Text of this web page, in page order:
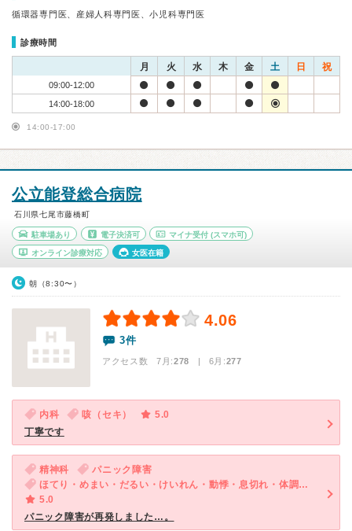
循環器専門医、産婦人科専門医、小児科専門医
診療時間
月 火 水 木 金 土 日 祝
09:00-12:00
14:00-18:00
14:00-17:00
公立能登総合病院
石川県七尾市藤橋町
駐車場あり 電子決済可 マイナ受付 (スマホ可)
オンライン診療対応 女医在籍
朝（8:30〜）
4.06
3件
アクセス数 7月:278 | 6月:277
内科 咳（セキ）
5.0
丁寧です
精神科
パニック障害
ほてり・めまい・だるい・けいれん・動悸・息切れ・体調不良・寝つきが悪い・不眠・気が滅入る・不安
5.0
パニック障害が再発しました…。